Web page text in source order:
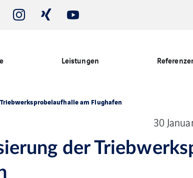
Leistungen
am Flughafen
30
der